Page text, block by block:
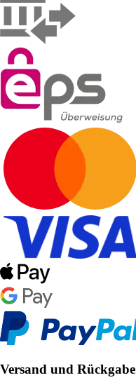
Versand und Rückgabe